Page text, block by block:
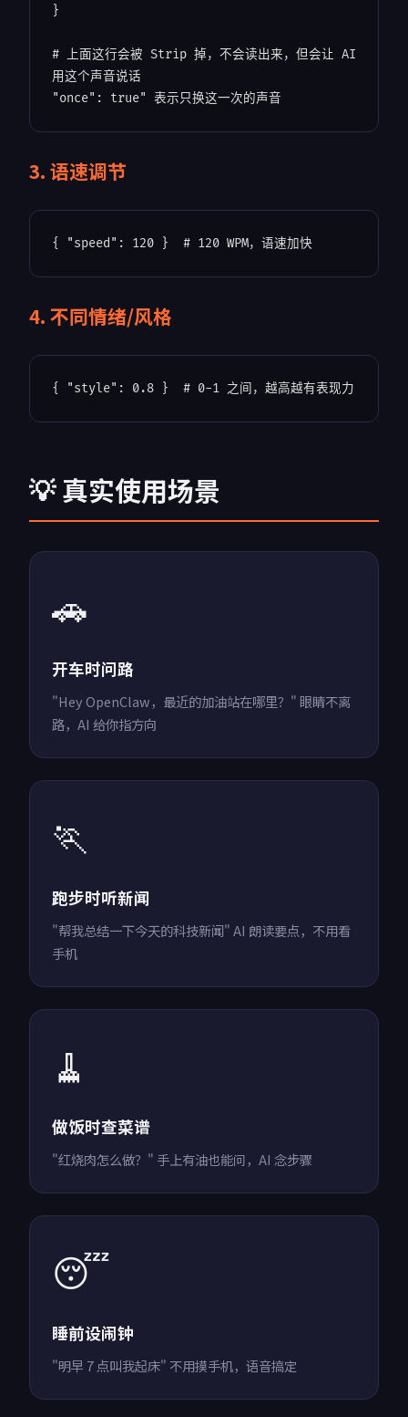
}
# 上面这行会被 Strip 掉，不会读出来，但会让 AI
用这个声音说话
"once": true" 表示只换这一次的声音
3. 语速调节
{ "speed" : 120 } # 120 WPM，语速加快
4. 不同情绪/风格
{ "style" : 0.8 } # 0-1 之间，越高越有表现力
💡 真实使用场景
🚗
开车时问路
"Hey OpenClaw，最近的加油站在哪里？" 眼睛不离
路，AI 给你指方向
🏃
跑步时听新闻
"帮我总结一下今天的科技新闻" AI 朗读要点，不用看
手机
🧹
做饭时查菜谱
"红烧肉怎么做？" 手上有油也能问，AI 念步骤
😴
睡前设闹钟
"明早 7 点叫我起床" 不用摸手机，语音搞定